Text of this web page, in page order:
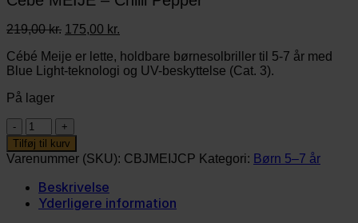
219,00kr. Den
pris
var:
175,00 kr.
pris
er:
Cébé Meije er lette, holdbare børnesolbriller til 5-7 år med
Blue Light-teknologi og UV-beskyttelse (Cat. 3).
På lager
Cébé
MEIJE
-
Chilli
Pepper
antal
Tilføj til kurv
Varenummer (SKU): CBJMEIJCP Kategori: Børn 5–7 år
Beskrivelse
Yderligere information